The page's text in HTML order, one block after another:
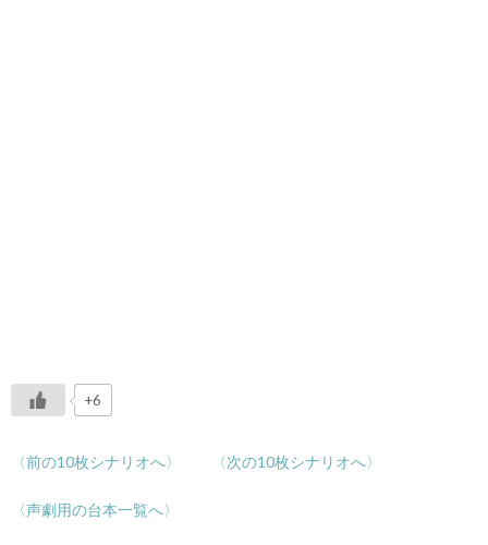
+6
〈前の10枚シナリオへ〉 〈次の10枚シナリオへ〉
〈声劇用の台本一覧へ〉